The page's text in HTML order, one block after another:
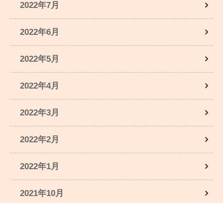
2022年7月
2022年6月
2022年5月
2022年4月
2022年3月
2022年2月
2022年1月
2021年10月